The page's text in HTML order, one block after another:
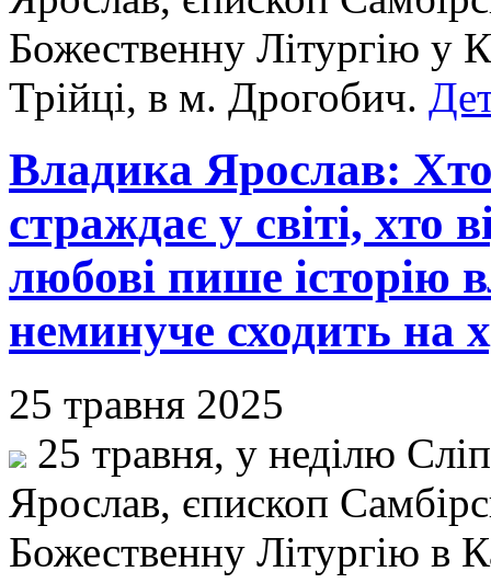
Божественну Літургію у
Трійці, в м. Дрогобич.
Владика Ярослав:
страждає у світі, хто
любові пише історію
неминуче сходить на
25 травня 2025
25 травня, у неділю
Ярослав, єпископ
Божественну Літургію в